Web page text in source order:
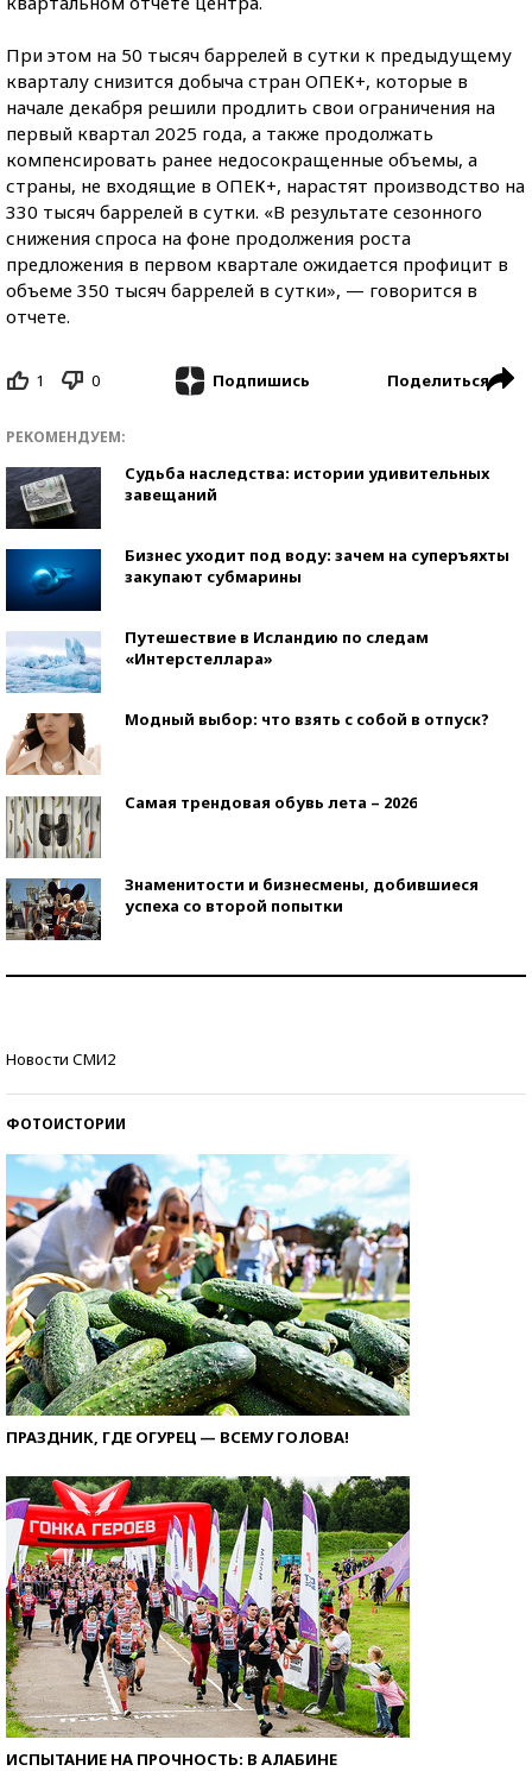
При этом на 50 тысяч баррелей в сутки к предыдущему
кварталу снизится добыча стран ОПЕК+, которые в
начале декабря решили продлить свои ограничения на
первый квартал 2025 года, а также продолжать
компенсировать ранее недосокращенные объемы, а
страны, не входящие в ОПЕК+, нарастят производство на
330 тысяч баррелей в сутки. «В результате сезонного
снижения спроса на фоне продолжения роста
предложения в первом квартале ожидается профицит в
объеме 350 тысяч баррелей в сутки», — говорится в
отчете.
1 0 Подпишись Поделиться
РЕКОМЕНДУЕМ:
Судьба наследства: истории удивительных
завещаний
Бизнес уходит под воду: зачем на суперъяхты
закупают субмарины
Путешествие в Исландию по следам
«Интерстеллара»
Модный выбор: что взять с собой в отпуск?
Самая трендовая обувь лета – 2026
Знаменитости и бизнесмены, добившиеся
успеха со второй попытки
Новости СМИ2
ФОТОИСТОРИИ
ПРАЗДНИК, ГДЕ ОГУРЕЦ — ВСЕМУ ГОЛОВА!
ИСПЫТАНИЕ НА ПРОЧНОСТЬ: В АЛАБИНЕ